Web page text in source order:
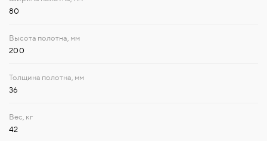
80
200
36
42